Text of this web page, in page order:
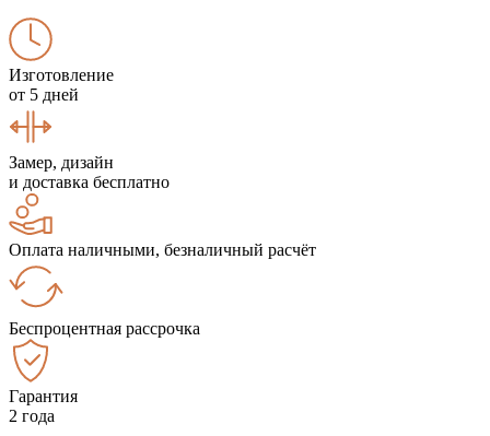
Изготовление
от 5 дней
Замер, дизайн
и доставка бесплатно
Оплата наличными, безналичный расчёт
Беспроцентная рассрочка
Гарантия
2 года